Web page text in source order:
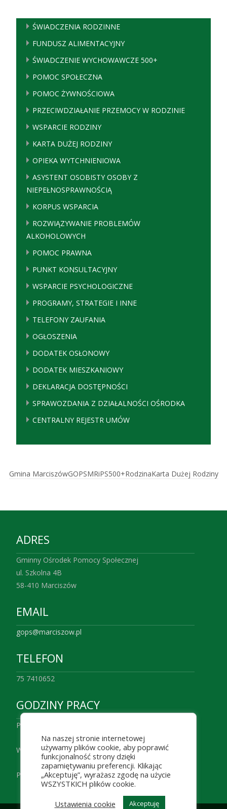
ŚWIADCZENIA RODZINNE
FUNDUSZ ALIMENTACYJNY
ŚWIADCZENIE WYCHOWAWCZE 500+
POMOC SPOŁECZNA
POMOC ŻYWNOŚCIOWA
PRZECIWDZIAŁANIE PRZEMOCY W RODZINIE
WSPARCIE RODZINY
KARTA DUŻEJ RODZINY
OPIEKA WYTCHNIENIOWA
ASYSTENT OSOBISTY OSOBY Z
NIEPEŁNOSPRAWNOŚCIĄ
KORPUS WSPARCIA
ROZWIĄZYWANIE PROBLEMÓW
ALKOHOLOWYCH
POMOC PRAWNA
PUNKT KONSULTACYJNY
WSPARCIE PSYCHOLOGICZNE
PROGRAMY, STRATEGIE I INNE
TELEFONY ZAUFANIA
OGŁOSZENIA
DODATEK OSŁONOWY
DODATEK MIESZKANIOWY
DEKLARACJA DOSTĘPNOŚCI
SPRAWOZDANIA Z DZIAŁALNOŚCI OŚRODKA
CENTRALNY REJESTR UMÓW
Gmina MarciszówGOPSMRiPS500+RodzinaKarta Dużej Rodziny
ADRES
Gminny Ośrodek Pomocy Społecznej
ul. Szkolna 4B
58-410 Marciszów
EMAIL
gops@marciszow.pl
TELEFON
75 7410652
GODZINY PRACY
Poniedziałek 7:00 – 16.00
Wtorek– Czwartek 7:30 – 15:00
Piątek 7:00 – 14:00
Na naszej stronie internetowej
używamy plików cookie, aby poprawić
funkcjonalność strony dzięki
zapamiętywaniu preferencji. Klikając
„Akceptuję”, wyrażasz zgodę na użycie
WSZYSTKICH plików cookie.
Ustawienia cookie
Akceptuję